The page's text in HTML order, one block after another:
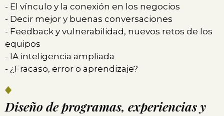
- El vínculo y la conexión en los negocios
- Decir mejor y buenas conversaciones
- Feedback y vulnerabilidad, nuevos retos de los
equipos
- IA inteligencia ampliada
- ¿Fracaso, error o aprendizaje?
Diseño de programas, experiencias y